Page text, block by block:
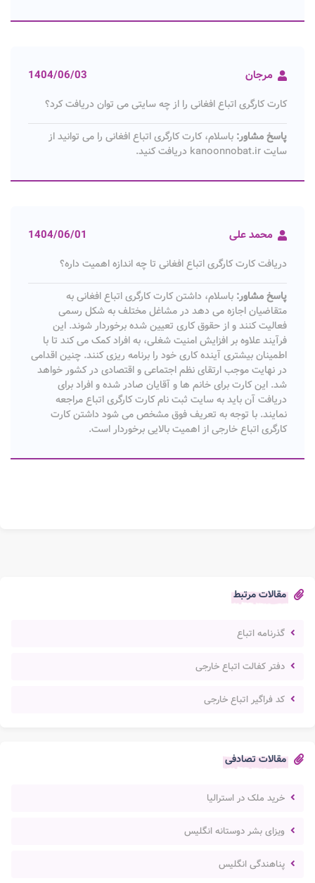
مقالات مرتبط
گذرنامه اتباع
دفتر کفالت اتباع خارجی
کد فراگیر اتباع خارجی
مقالات تصادفی
خرید ملک در استرالیا
ویزای بشر دوستانه انگلیس
پناهندگی انگلیس
مرجان 1404/06/03
کارت کارگری اتباع افغانی را از چه سایتی می توان دریافت کرد؟
پاسخ مشاور: باسلام، کارت کارگری اتباع افغانی را می توانید از
سایت kanoonnobat.ir دریافت کنید.
محمد علی 1404/06/01
دریافت کارت کارگری اتباع افغانی تا چه اندازه اهمیت داره؟
پاسخ مشاور: باسلام، داشتن کارت کارگری اتباع افغانی به
متقاضیان اجازه می دهد در مشاغل مختلف به شکل رسمی
فعالیت کنند و از حقوق کاری تعیین شده برخوردار شوند. این
فرآیند علاوه بر افزایش امنیت شغلی، به افراد کمک می کند تا با
اطمینان بیشتری آینده کاری خود را برنامه ریزی کنند. چنین اقدامی
در نهایت موجب ارتقای نظم اجتماعی و اقتصادی در کشور خواهد
شد. این کارت برای خانم ها و آقایان صادر شده و افراد برای
دریافت آن باید به سایت ثبت نام کارت کارگری اتباع مراجعه
نمایند. با توجه به تعریف فوق مشخص می شود داشتن کارت
کارگری اتباع خارجی از اهمیت بالایی برخوردار است.